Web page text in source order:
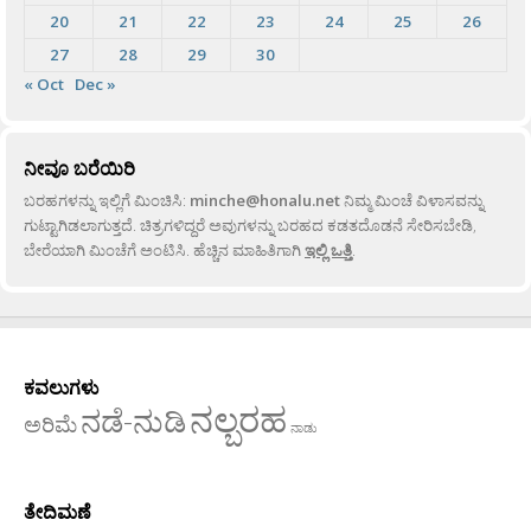
20
21 22 23 24 25
26
27
28 29
30
« Oct Dec »
ನೀವೂ ಬರೆಯಿರಿ
ಬರಹಗಳನ್ನು ಇಲ್ಲಿಗೆ ಮಿಂಚಿಸಿ: minche@honalu.netನಿಮ್ಮ ಮಿಂಚೆ ವಿಳಾಸವನ್ನು
ಗುಟ್ಟಾಗಿಡಲಾಗುತ್ತದೆ. ಚಿತ್ರಗಳಿದ್ದರೆ ಅವುಗಳನ್ನು ಬರಹದ ಕಡತದೊಡನೆ ಸೇರಿಸಬೇಡಿ,
ಬೇರೆಯಾಗಿ ಮಿಂಚೆಗೆ ಅಂಟಿಸಿ. ಹೆಚ್ಚಿನ ಮಾಹಿತಿಗಾಗಿಇಲ್ಲಿ ಒತ್ತಿ.
ಕವಲುಗಳು
ಅರಿಮೆನಡೆ-ನುಡಿನಲ್ಬರಹ ನಾಡು
ತೇದಿಮಣೆ